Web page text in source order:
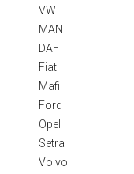
VW
MAN
DAF
Fiat
Mafi
Ford
Opel
Setra
Volvo